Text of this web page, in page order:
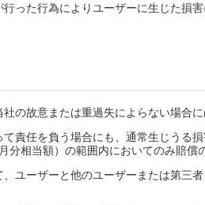
った行為によりユーザーに生じた損
の故意または重過失によらない場合に
責任を負う場合にも、通常生じうる
分相当額）の範囲内においてのみ賠償
ユーザーと他のユーザーまたは第三